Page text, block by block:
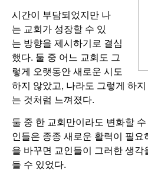
시간이 부담되었지만 나
는 교회가 성장할 수 있
는 방향을 제시하기로 결심
했다. 둘 중 어느 교회도 그
렇게 오랫동안 새로운 시도
하지 않았고, 나라도 그렇게 하
는 것처럼 느껴졌다.
둘 중 한 교회만이라도 변화할
인들은 종종 새로운 활력이 필
을 바꾸면 교인들이 그러한 생
들 수 있었다.